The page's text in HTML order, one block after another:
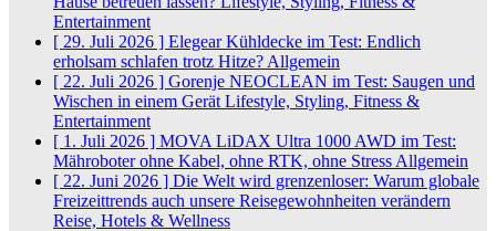
Entertainment
[ 29. Juli 2026 ] Elegear Kühldecke im Test: Endlich
erholsam schlafen trotz Hitze? Allgemein
[ 22. Juli 2026 ] Gorenje NEOCLEAN im Test: Saugen und
Wischen in einem Gerät Lifestyle, Styling, Fitness &
Entertainment
[ 1. Juli 2026 ] MOVA LiDAX Ultra 1000 AWD im Test:
Mähroboter ohne Kabel, ohne RTK, ohne Stress Allgemein
[ 22. Juni 2026 ] Die Welt wird grenzenloser: Warum globale
Freizeittrends auch unsere Reisegewohnheiten verändern
Reise, Hotels & Wellness